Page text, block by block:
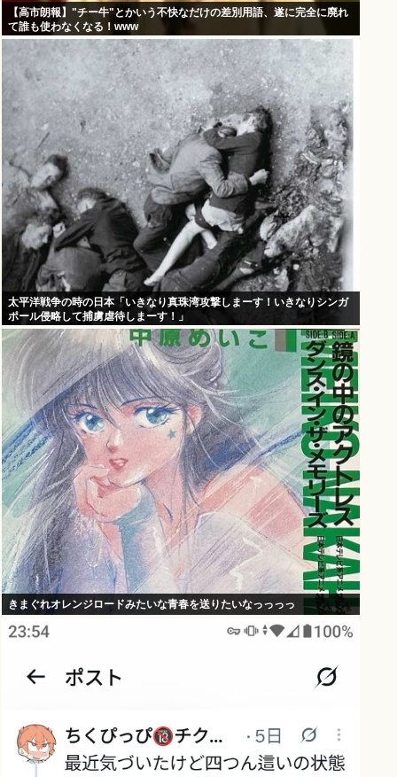
【高市朗報】"チー牛"とかいう不快なだけの差別用語、遂に完全に廃れ
て誰も使わなくなる！www
太平洋戦争の時の日本「いきなり真珠湾攻撃しまーす！いきなりシンガ
ポール侵略して捕虜虐待しまーす！」
きまぐれオレンジロードみたいな青春を送りたいなっっっっ